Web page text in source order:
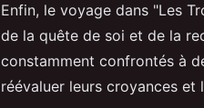
Enfin, le voyage dans "Les
de la quête de soi et de la
constamment confrontés à
réévaluer leurs croyances et